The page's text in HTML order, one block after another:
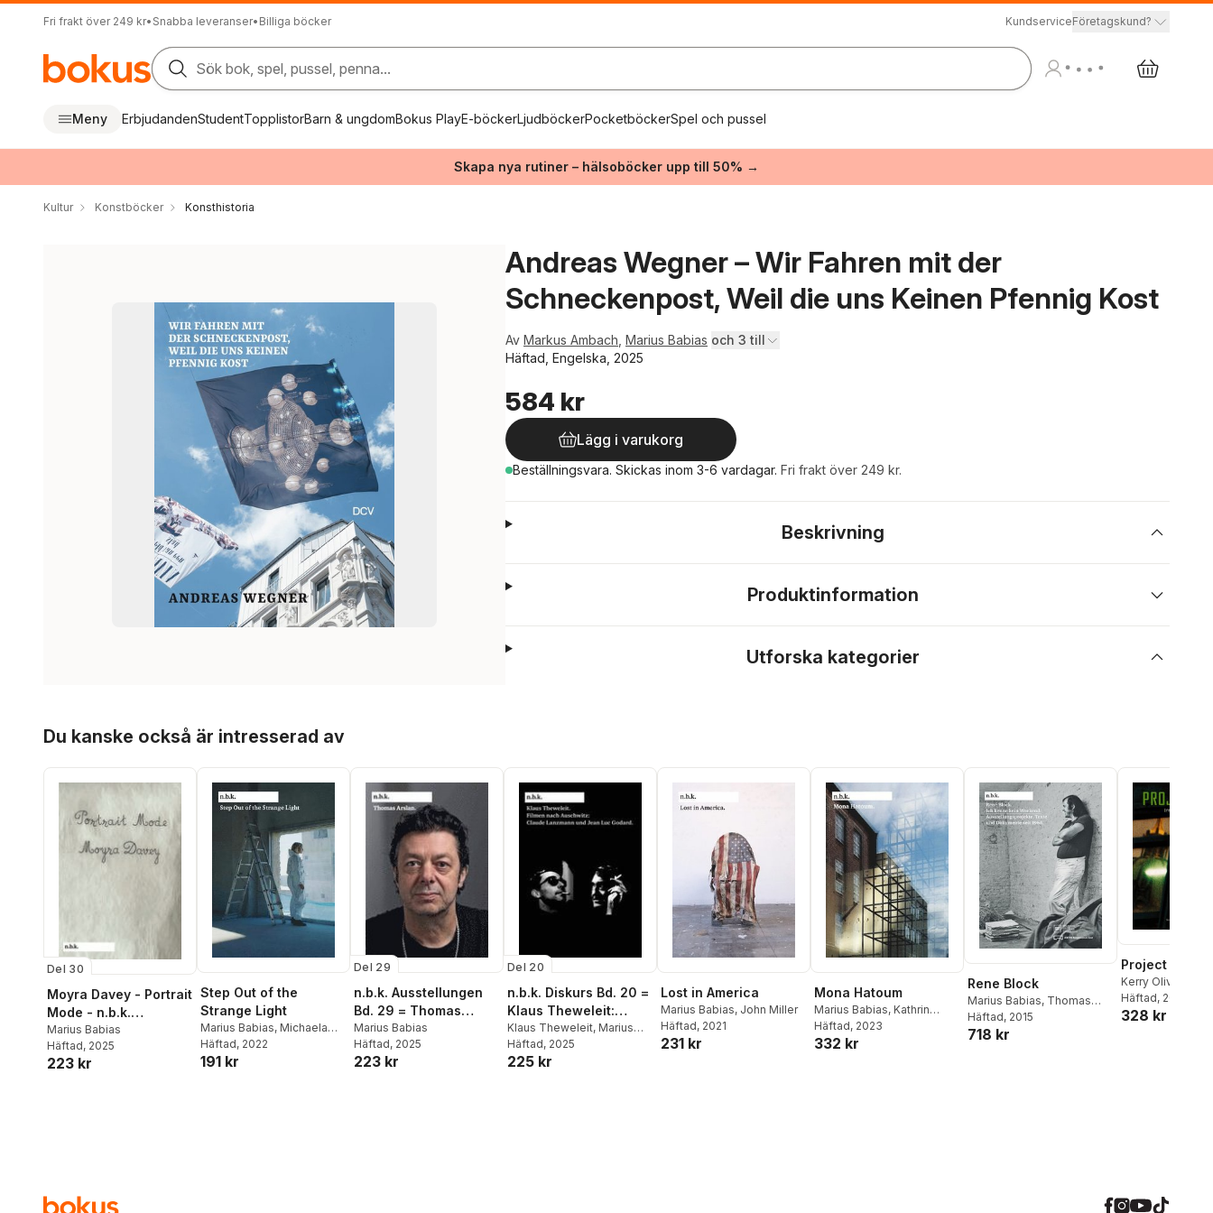
Fri frakt över 249 kr• Snabba leveranser• Billiga böcker KundserviceFöretagskund?
Sök bok, spel, pussel, penna...
Meny ErbjudandenStudentTopplistorBarn & ungdomBokus PlayE-böckerLjudböckerPocketböckerSpel och pussel
Skapa nya rutiner – hälsoböcker upp till 50% →
Kultur Konstböcker Konsthistoria
Andreas Wegner – Wir Fahren mit der
Schneckenpost, Weil die uns Keinen Pfennig Kost
Av Markus Ambach Marius Babias och 3 till
Häftad, Engelska, 2025
584 kr
Lägg i varukorg
Beställningsvara. Skickas inom 3-6 vardagar. Fri frakt över 249 kr.
Beskrivning
Produktinformation
Utforska kategorier
Du kanske också är intresserad av
Del 30
Moyra Davey - Portrait
Mode - n.b.k.
Ausstellungen Bd. 30
Marius Babias
Häftad, 2025
223 kr
Step Out of the
Strange Light
Marius Babias, Michaela
Richter
Häftad, 2022
191 kr
Del 29
n.b.k. Ausstellungen
Bd. 29 = Thomas
Arslan
Marius Babias
Häftad, 2025
223 kr
Del 20
n.b.k. Diskurs Bd. 20 =
Klaus Theweleit:
Filmen nach
Auschwitz: Claude
Lanzmann und Jean
Klaus Theweleit, Marius
Babias
Häftad, 2025
225 kr
Lost in America
Marius Babias, John Miller
Häftad, 2021
231 kr
Mona Hatoum
Marius Babias, Kathrin
Becker
Häftad, 2023
332 kr
Rene Block
Marius Babias, Thomas
Kohler, Philip Ursprung
Birgit Eusterschulte
Häftad, 2015
718 kr
Project
Kerry Oliver-
Babias, Boris
Häftad, 2010
328 kr